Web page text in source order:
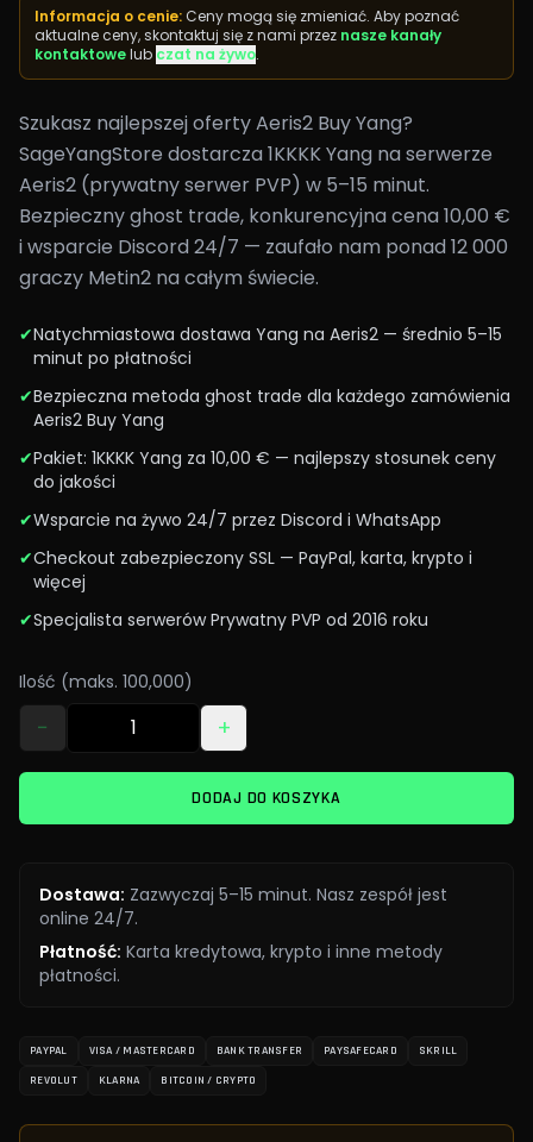
Informacja o cenie: Ceny mogą się zmieniać. Aby poznać
aktualne ceny, skontaktuj się z nami przez nasze kanały
kontaktowelub czat na żywo.
Szukasz najlepszej oferty Aeris2 Buy Yang?
SageYangStore dostarcza 1KKKK Yang na serwerze
Aeris2 (prywatny serwer PVP) w 5–15 minut.
Bezpieczny ghost trade, konkurencyjna cena 10,00 €
i wsparcie Discord 24/7 — zaufało nam ponad 12 000
graczy Metin2 na całym świecie.
✔Natychmiastowa dostawa Yang na Aeris2 — średnio 5–15
minut po płatności
✔Bezpieczna metoda ghost trade dla każdego zamówienia
Aeris2 Buy Yang
✔Pakiet: 1KKKK Yang za 10,00 € — najlepszy stosunek ceny
do jakości
✔Wsparcie na żywo 24/7 przez Discord i WhatsApp
✔Checkout zabezpieczony SSL — PayPal, karta, krypto i
więcej
✔Specjalista serwerów Prywatny PVP od 2016 roku
Ilość (maks. 100,000)
− +
DODAJ DO KOSZYKA
Dostawa: Zazwyczaj 5–15 minut. Nasz zespół jest
online 24/7.
Płatność: Karta kredytowa, krypto i inne metody
płatności.
PAYPAL VISA / MASTERCARD BANK TRANSFER PAYSAFECARD SKRILL
REVOLUT KLARNA BITCOIN / CRYPTO